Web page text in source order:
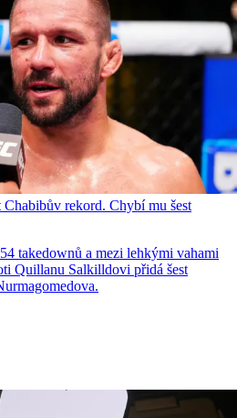
rekord. Chybí mu šest
takedownů a mezi lehkými vahami
Quillanu Salkilldovi přidá šest